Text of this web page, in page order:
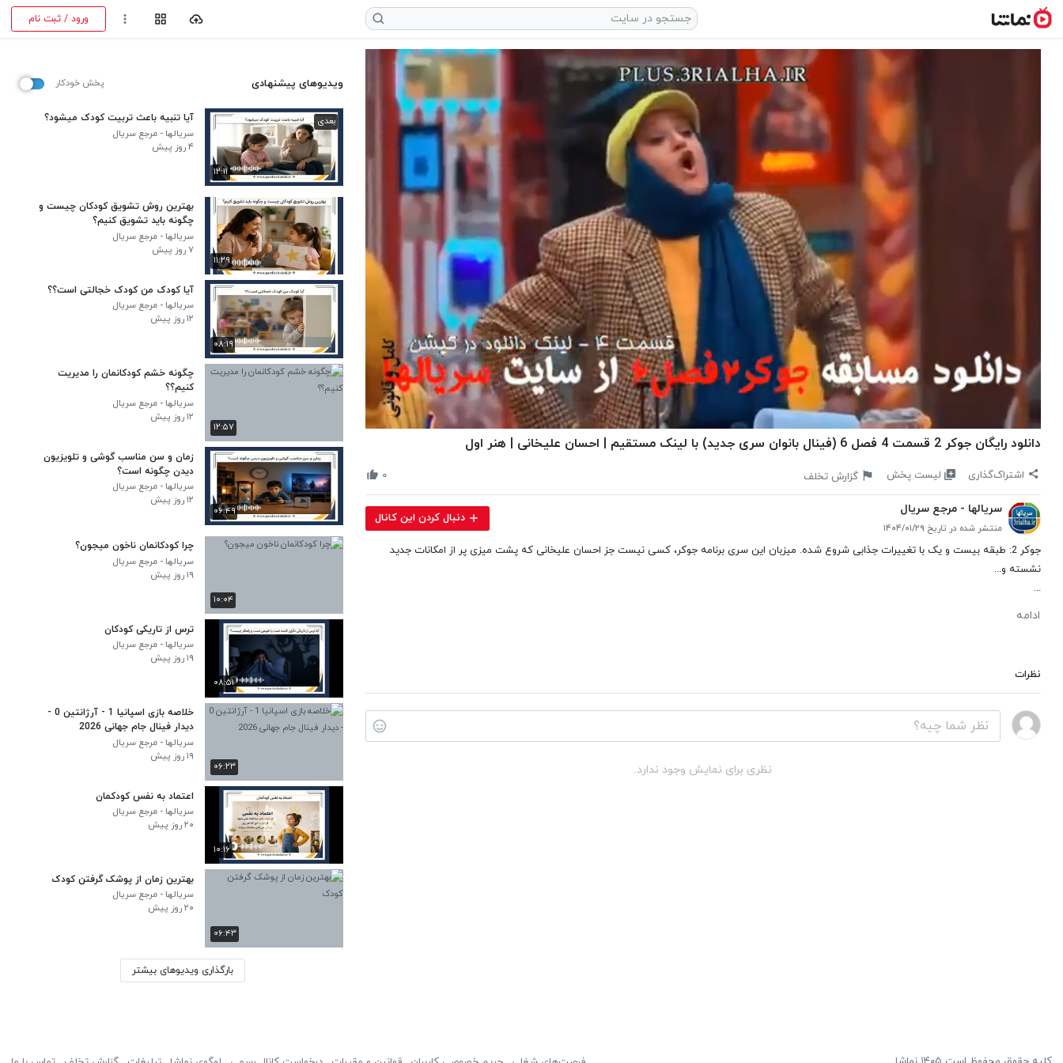
ورود / ثبت نام
دانلود رایگان جوکر 2 قسمت 4 فصل 6 (فینال بانوان سری جدید) با لینک مستقیم | احسان علیخانی | هنر اول
اشتراک‌گذاری لیست پخش گزارش تخلف ۰
سریالها - مرجع سریال
منتشر شده در تاریخ ۱۴۰۴/۰۱/۲۹
دنبال کردن این کانال
جوکر 2: طبقه بیست و یک با تغییرات جذابی شروع شده. میزبان این سری برنامه جوکر، کسی نیست جز احسان علیخانی که پشت میزی پر از امکانات جدید
نشسته و...
...
ادامه
نظرات
نظری برای نمایش وجود ندارد.
ویدیوهای پیشنهادی پخش خودکار
۱۲:۱۱
بعدی آیا تنبیه باعث تربیت کودک میشود؟
سریالها - مرجع سریال
۴ روز پیش
۱۱:۲۹
بهترین روش تشویق کودکان چیست و
چگونه باید تشویق کنیم؟
سریالها - مرجع سریال
۷ روز پیش
۰۸:۱۹
آیا کودک من کودک خجالتی است؟؟
سریالها - مرجع سریال
۱۲ روز پیش
۱۲:۵۷
چگونه خشم کودکانمان را مدیریت
کنیم؟؟
سریالها - مرجع سریال
۱۲ روز پیش
۰۶:۴۹
زمان و سن مناسب گوشی و تلویزیون
دیدن چگونه است؟
سریالها - مرجع سریال
۱۲ روز پیش
۱۰:۰۴
چرا کودکانمان ناخون میجون؟
سریالها - مرجع سریال
۱۹ روز پیش
۰۸:۵۱
ترس از تاریکی کودکان
سریالها - مرجع سریال
۱۹ روز پیش
۰۶:۲۳
خلاصه بازی اسپانیا 1 - آرژانتین 0 -
دیدار فینال جام جهانی 2026
سریالها - مرجع سریال
۱۹ روز پیش
۱۰:۱۶
اعتماد به نفس کودکمان
سریالها - مرجع سریال
۲۰ روز پیش
۰۶:۴۳
بهترین زمان از پوشک گرفتن کودک
سریالها - مرجع سریال
۲۰ روز پیش
بارگذاری ویدیوهای بیشتر